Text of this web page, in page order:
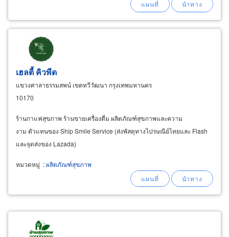
เฮลตี้ คิวพีด
แขวงศาลาธรรมสพน์ เขตทวีวัฒนา กรุงเทพมหานคร
10170
ร้านกาแฟสุขภาพ ร้านขายเครื่องดื่ม ผลิตภัณฑ์สุขภาพและความ
งาม ตัวแทนของ Ship Smile Service (ส่งพัสดุทางไปรษณีย์ไทยและ Flash
และจุดส่งของ Lazada)
หมวดหมู่ :ผลิตภัณฑ์สุขภาพ